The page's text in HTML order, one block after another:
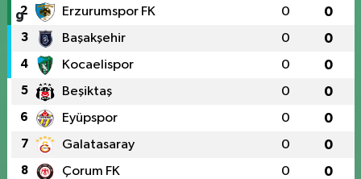
2 Erzurumspor FK 0 0
3 Başakşehir 0 0
4 Kocaelispor 0 0
5 Beşiktaş 0 0
6 Eyüpspor 0 0
7 Galatasaray 0 0
8 Çorum FK 0 0